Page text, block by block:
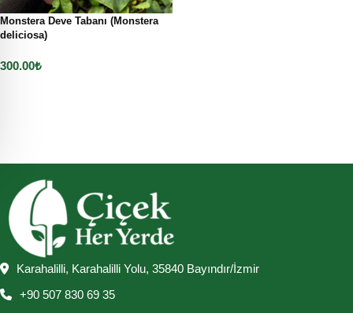
Monstera Deve Tabanı (Monstera
deliciosa)
300.00₺
Karahalilli, Karahalilli Yolu, 35840 Bayındır/İzmir
+90 507 830 69 35